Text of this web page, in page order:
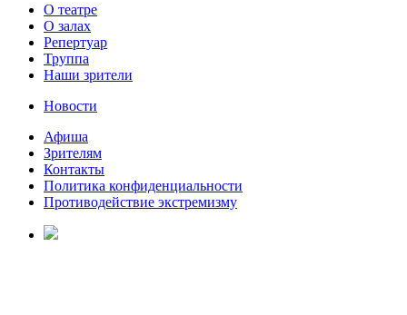
О театре
О залах
Репертуар
Труппа
Наши зрители
Новости
Афиша
Зрителям
Контакты
Политика конфиденциальности
Противодействие экстремизму